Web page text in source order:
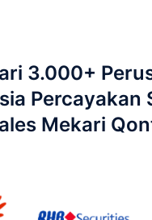
3.000+
Percayakan
Mekari